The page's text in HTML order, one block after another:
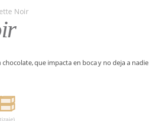
que impacta en boca y no deja a nadie